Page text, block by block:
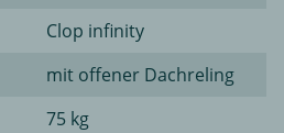
Clop infinity
mit offener Dachreling
75 kg